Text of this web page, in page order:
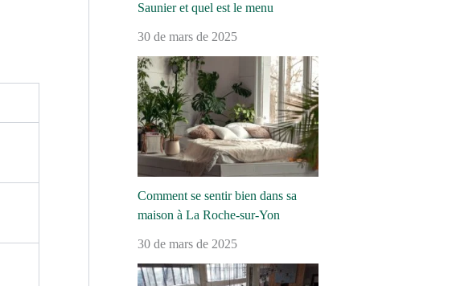
Saunier et quel est le menu
30 de mars de 2025
Comment se sentir bien dans sa
maison à La Roche-sur-Yon
30 de mars de 2025